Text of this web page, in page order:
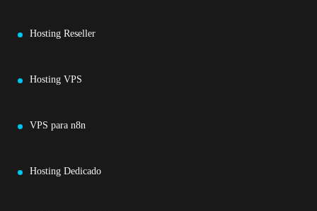
Hosting Reseller
Hosting VPS
VPS para n8n
Hosting Dedicado